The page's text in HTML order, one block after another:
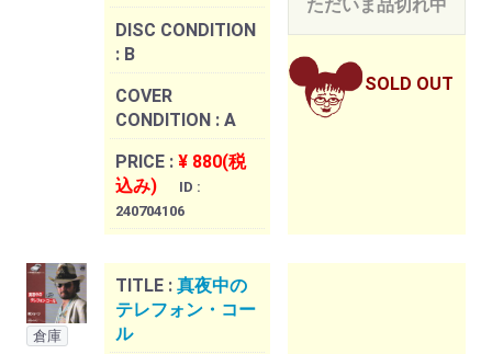
DISC CONDITION
: B
COVER
CONDITION : A
PRICE : ¥ 880(税
込み)
ID :
240704106
ただいま品切れ中
SOLD OUT
倉庫
TITLE : 真夜中の
テレフォン・コー
ル